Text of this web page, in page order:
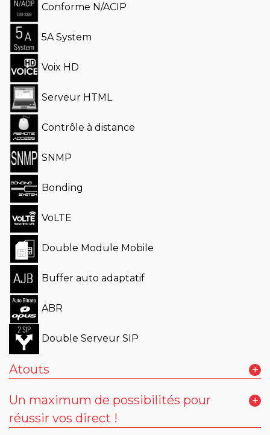
Conforme N/ACIP
5A System
Voix HD
Serveur HTML
Contrôle à distance
SNMP
Bonding
VoLTE
Double Module Mobile
Buffer auto adaptatif
ABR
Double Serveur SIP
Atouts
+
Scoopy+ S, le codec AETA
emblématique
2 cartes SIM
Un maximum de possibilités pour
réussir vos direct !
+